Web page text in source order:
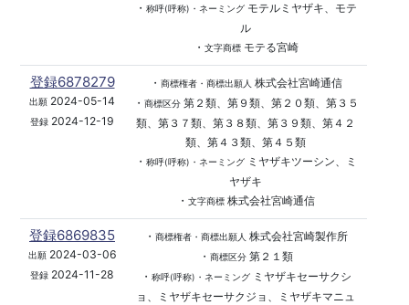
・ 称呼(呼称)・ネーミングモテルミヤザキ、モテ
ル
・ 文字商標モテる宮崎
登録6878279
出願 2024-05-14
登録 2024-12-19
・ 商標権者・商標出願人 株式会社宮崎通信
・ 商標区分第２類、第９類、第２０類、第３５
類、第３７類、第３８類、第３９類、第４２
類、第４３類、第４５類
・ 称呼(呼称)・ネーミングミヤザキツーシン、ミ
ヤザキ
・ 文字商標株式会社宮崎通信
登録6869835
出願2024-03-06
登録 2024-11-28
・ 商標権者・商標出願人 株式会社宮崎製作所
・ 商標区分第２１類
・ 称呼(呼称)・ネーミングミヤザキセーサクシ
ョ、ミヤザキセーサクジョ、ミヤザキマニュ